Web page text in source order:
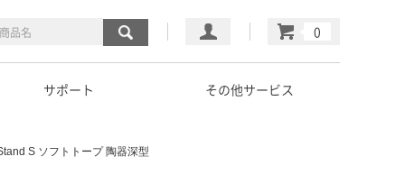
マイページ
カート
サポート その他サービス
S ソフトトープ 陶器深型